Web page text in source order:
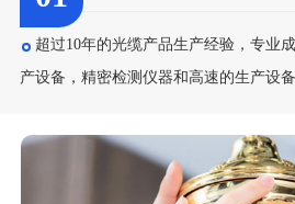
超过10年的光缆产品生产经验，专业
产设备，精密检测仪器和高速的生产设备